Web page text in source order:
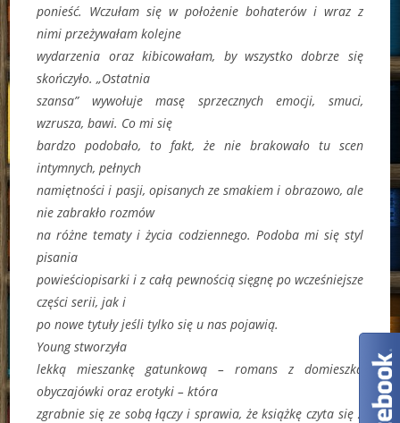
ponieść. Wczułam się w położenie bohaterów i wraz z
nimi przeżywałam kolejne
wydarzenia oraz kibicowałam, by wszystko dobrze się
skończyło. „Ostatnia
szansa” wywołuje masę sprzecznych emocji, smuci,
wzrusza, bawi. Co mi się
bardzo podobało, to fakt, że nie brakowało tu scen
intymnych, pełnych
namiętności i pasji, opisanych ze smakiem i obrazowo, ale
nie zabrakło rozmów
na różne tematy i życia codziennego. Podoba mi się styl
pisania
powieściopisarki i z całą pewnością sięgnę po wcześniejsze
części serii, jak i
po nowe tytuły jeśli tylko się u nas pojawią.
Young stworzyła
lekką mieszankę gatunkową – romans z domieszką
obyczajówki oraz erotyki – która
zgrabnie się ze sobą łączy i sprawia, że książkę czyta się z